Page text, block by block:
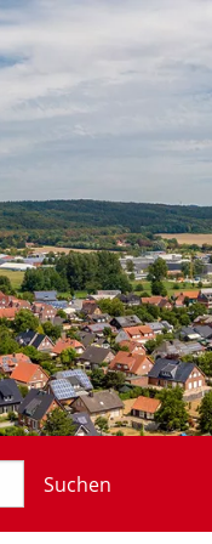
Suchen